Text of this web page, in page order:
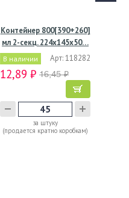
Контейнер 800[390+260]
мл 2-секц. 224х145х50…
В наличии Арт: 118282
12,89 ₽ 16,45 ₽
за штуку
(продается кратно коробкам)